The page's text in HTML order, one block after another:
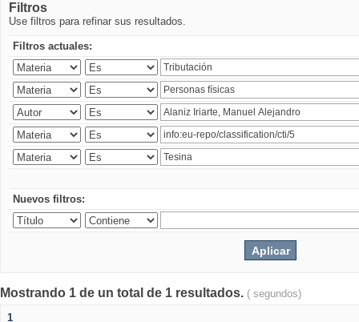
Filtros
Use filtros para refinar sus resultados.
Filtros actuales:
Nuevos filtros:
Mostrando 1 de un total de 1 resultados. ( segundos)
1